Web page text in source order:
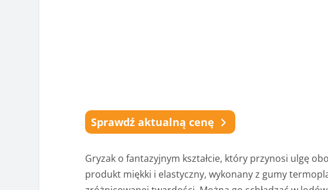
Sprawdź aktualną cenę
Gryzak o fantazyjnym kształcie, który przynosi ulgę
produkt miękki i elastyczny, wykonany z gumy